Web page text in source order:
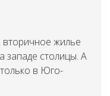
вторичное жилье
западе столицы. А
в Юго-